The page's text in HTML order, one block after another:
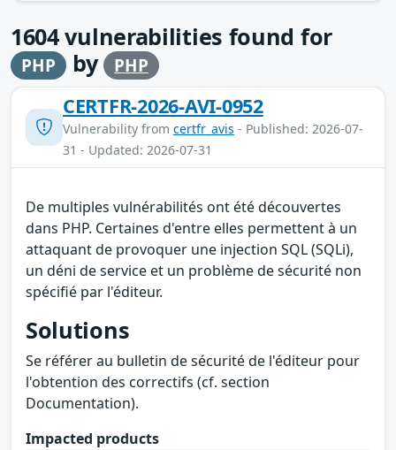
1604vulnerabilities found for
PHP by PHP
CERTFR-2026-AVI-0952
Vulnerability from certfr_avis - Published: 2026-07-
31 - Updated: 2026-07-31
De multiples vulnérabilités ont été découvertes
dans PHP. Certaines d'entre elles permettent à un
attaquant de provoquer une injection SQL (SQLi),
un déni de service et un problème de sécurité non
spécifié par l'éditeur.
Solutions
Se référer au bulletin de sécurité de l'éditeur pour
l'obtention des correctifs (cf. section
Documentation).
Impacted products